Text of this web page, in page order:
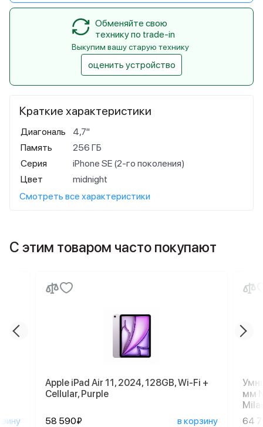
Краткие характеристики
Диагональ
4,7"
Память
256 ГБ
Серия
iPhone SE (2-го поколения)
Цвет
midnight
Смотреть все характеристики
Обменяйте свою
технику по trade-in
Выкупим вашу старую технику
оценить устройство
С этим товаром часто покупают
Apple iPad Air 11, 2024, 128GB, Wi-Fi +
Cellular, Purple
58 590₽ в корзину
мм
64